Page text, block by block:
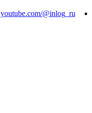
youtube.com/@inlog_ru